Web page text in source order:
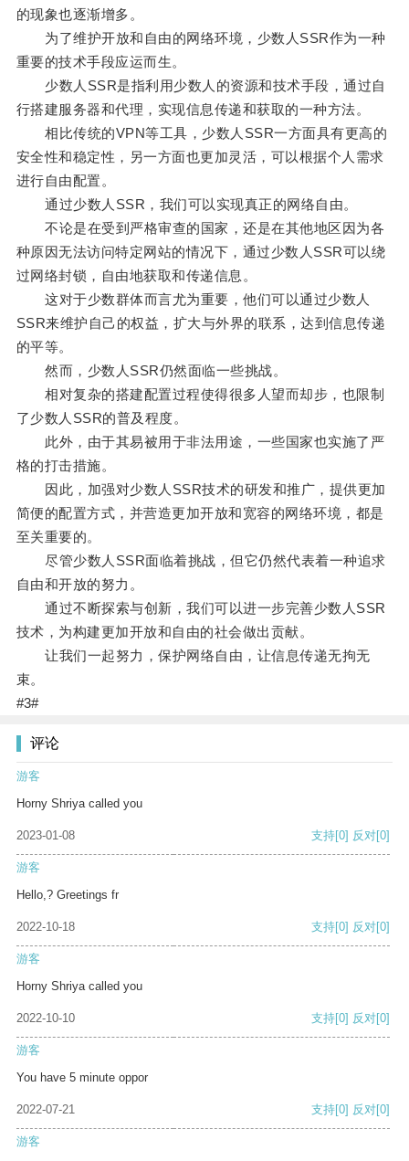
的现象也逐渐增多。
为了维护开放和自由的网络环境，少数人SSR作为一种
重要的技术手段应运而生。
少数人SSR是指利用少数人的资源和技术手段，通过自
行搭建服务器和代理，实现信息传递和获取的一种方法。
相比传统的VPN等工具，少数人SSR一方面具有更高的
安全性和稳定性，另一方面也更加灵活，可以根据个人需求
进行自由配置。
通过少数人SSR，我们可以实现真正的网络自由。
不论是在受到严格审查的国家，还是在其他地区因为各
种原因无法访问特定网站的情况下，通过少数人SSR可以绕
过网络封锁，自由地获取和传递信息。
这对于少数群体而言尤为重要，他们可以通过少数人
SSR来维护自己的权益，扩大与外界的联系，达到信息传递
的平等。
然而，少数人SSR仍然面临一些挑战。
相对复杂的搭建配置过程使得很多人望而却步，也限制
了少数人SSR的普及程度。
此外，由于其易被用于非法用途，一些国家也实施了严
格的打击措施。
因此，加强对少数人SSR技术的研发和推广，提供更加
简便的配置方式，并营造更加开放和宽容的网络环境，都是
至关重要的。
尽管少数人SSR面临着挑战，但它仍然代表着一种追求
自由和开放的努力。
通过不断探索与创新，我们可以进一步完善少数人SSR
技术，为构建更加开放和自由的社会做出贡献。
让我们一起努力，保护网络自由，让信息传递无拘无
束。
#3#
评论
游客
Horny Shriya called you
2023-01-08 支持[0] 反对[0]
游客
Hello,? Greetings fr
2022-10-18 支持[0] 反对[0]
游客
Horny Shriya called you
2022-10-10 支持[0] 反对[0]
游客
You have 5 minute oppor
2022-07-21 支持[0] 反对[0]
游客